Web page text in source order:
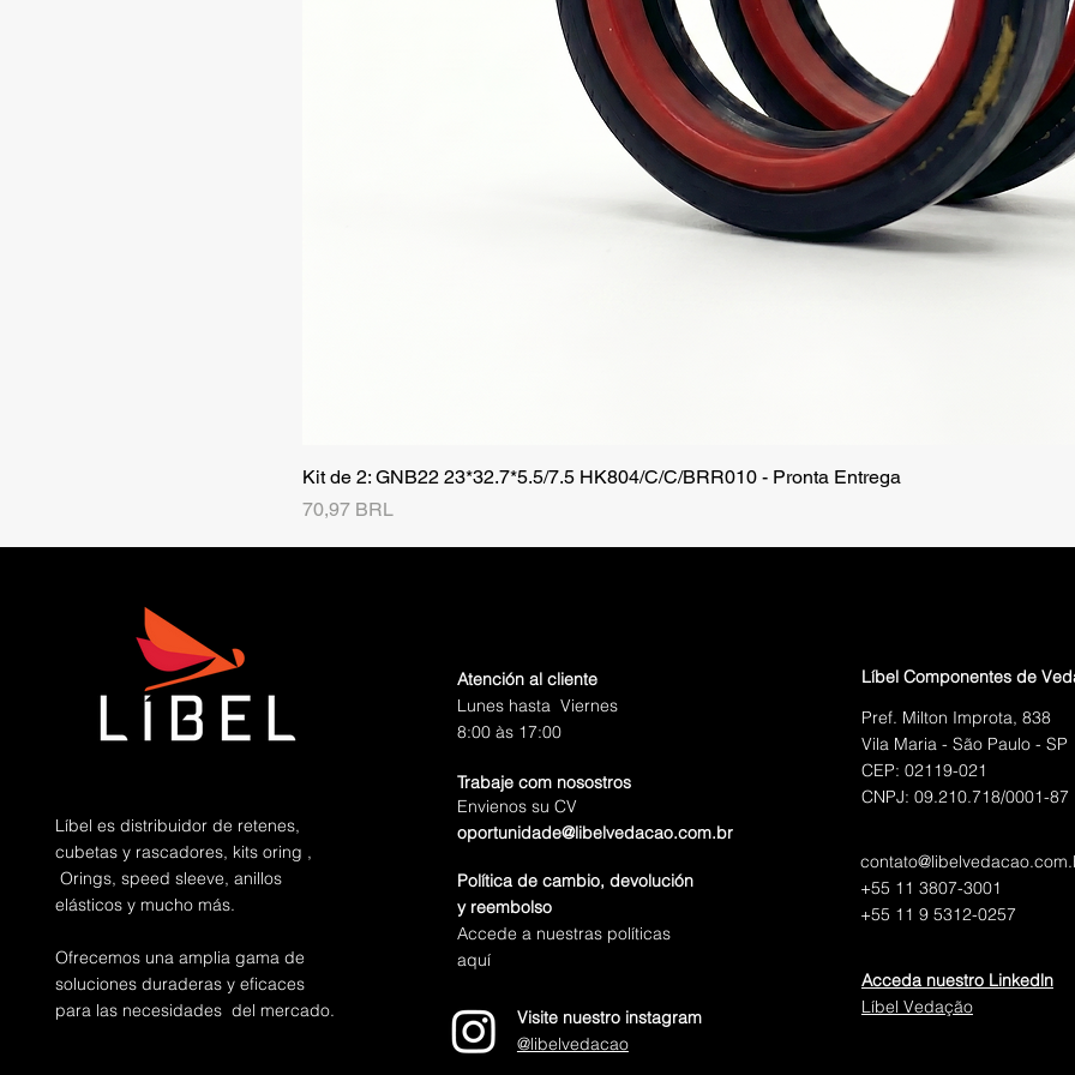
Vista rápida
Kit de 2: GNB22 23*32.7*5.5/7.5 HK804/C/C/BRR010 - Pronta Entrega
Precio
70,97 BRL
Líbel es distribuidor de retenes,
cubetas y rascadores, kits oring ,
Orings, speed sleeve, anillos
elásticos y mucho más.
Ofrecemos una amplia gama de
soluciones duraderas y eficaces
para las necesidades del mercado.
Atención al cliente
Lunes hasta Viernes
8:00 às 17:00
Trabaje com nosostros
Envienos su CV
oportunidade@libelvedacao.com.br
Política de cambio, devolución
y reembolso
Accede a nuestras políticas
aquí
Visite nuestro instagram
@libelvedacao
Líbel Componentes de
Pref. Milton Improta, 838
Vila Maria - São Paulo - SP
CEP: 02119-021
CNPJ: 09.210.718/0001-87
+55 11 3807-3001
+55 11 9 5312-0257
Acceda nuestro Linkedln
Líbel Vedação